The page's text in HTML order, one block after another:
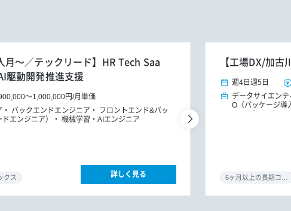
月～／テックリード】HR Tech Saa
駆動開発推進支援
～1,000,000円/月単価
バックエンドエンジニア
フロントエンド&バッ
エンジニア）
機械学習・AIエンジニア
クス 詳しく見る
【工場DX/加
週4日 週5日
データサイエンテ
O（パッケージ導